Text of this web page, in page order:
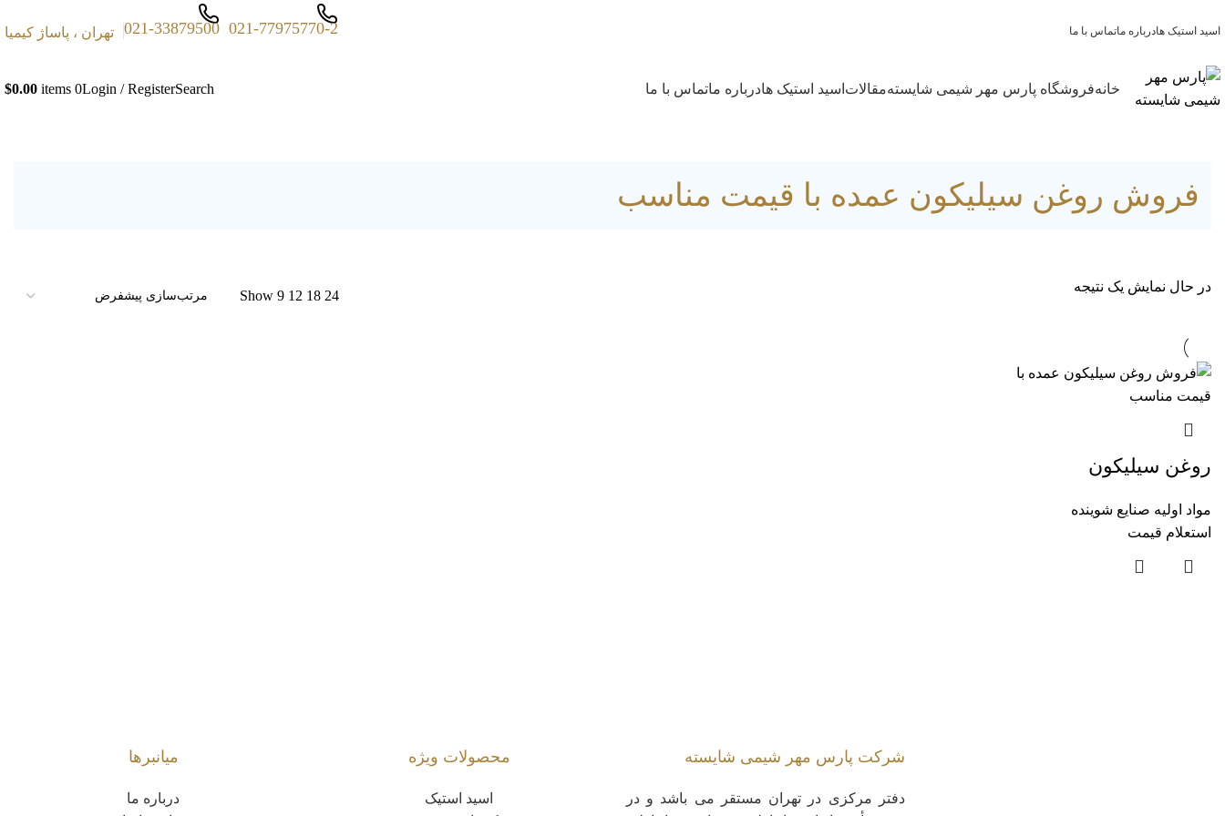
اسید استیک هادرباره ماتماس با ما 021-77975770-2
021-33879500 تهران ، پاساژ کیمیا
خانهفروشگاه پارس مهر شیمی شایستهمقالات اسید استیک هادرباره ماتماس با ما Search
Login / Register
0
items
$0.00
فروش روغن سیلیکون عمده با قیمت مناسب
در حال نمایش یک نتیجه
Show 9 12 18 24
روغن سیلیکون
مواد اولیه صنایع شوینده
استعلام قیمت
میانبرها
درباره ما
محصولات ویژه
اسید استیک
شرکت پارس مهر شیمی شایسته
دفتر مرکزی در تهران مستقر می باشد و در